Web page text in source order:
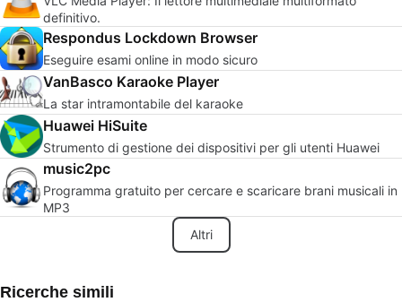
definitivo.
Respondus Lockdown Browser
Eseguire esami online in modo sicuro
VanBasco Karaoke Player
La star intramontabile del karaoke
Huawei HiSuite
Strumento di gestione dei dispositivi per gli utenti Huawei
music2pc
Programma gratuito per cercare e scaricare brani musicali in
MP3
Altri
Ricerche simili